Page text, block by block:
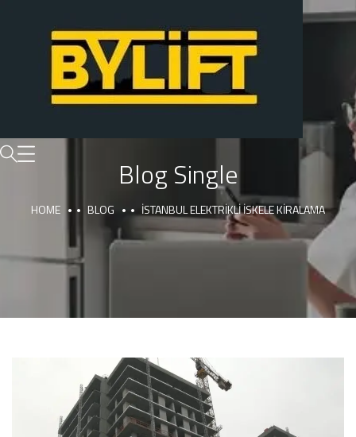
Blog Single
HOME BLOG İSTANBUL ELEKTRIKLI İSKELE KIRALAMA